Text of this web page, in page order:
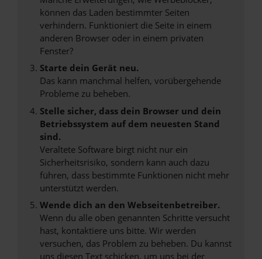
können das Laden bestimmter Seiten
verhindern. Funktioniert die Seite in einem
anderen Browser oder in einem privaten
Fenster?
Starte dein Gerät neu.
Das kann manchmal helfen, vorübergehende
Probleme zu beheben.
Stelle sicher, dass dein Browser und dein
Betriebssystem auf dem neuesten Stand
sind.
Veraltete Software birgt nicht nur ein
Sicherheitsrisiko, sondern kann auch dazu
führen, dass bestimmte Funktionen nicht mehr
unterstützt werden.
Wende dich an den Webseitenbetreiber.
Wenn du alle oben genannten Schritte versucht
hast, kontaktiere uns bitte. Wir werden
versuchen, das Problem zu beheben. Du kannst
uns diesen Text schicken, um uns bei der